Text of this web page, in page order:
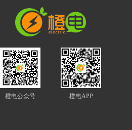
橙电公众号 橙电APP